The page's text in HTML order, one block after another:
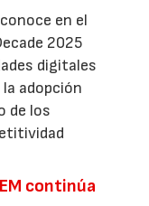
en el
2025
digitales
adopción
de los
continúa